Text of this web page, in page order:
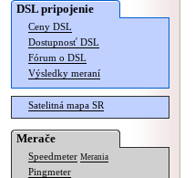
DSL pripojenie
Ceny DSL
Dostupnosť DSL
Fórum o DSL
Výsledky meraní
Satelitná mapa SR
Merače
Speedmeter Merania
Pingmeter